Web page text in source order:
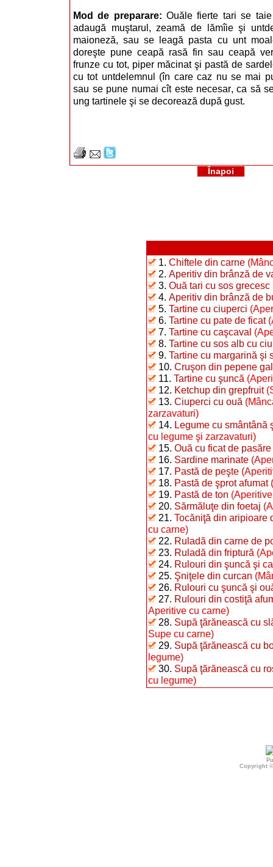
Mod de preparare:Ouăle fierte tari se
adaugă muştarul, zeamă de lămîie şi
maioneză, sau se leagă pasta cu unt
doreşte pune ceapă rasă fin sau ceapă
frunze cu tot, piper măcinat şi pastă de
cu tot untdelemnul (în care caz nu se mai
sau se pune numai cît este necesar, ca să
ung tartinele şi se decorează după gust.
Înapoi
1. Chiftele din carne
2. Aperitiv din brânză de
3. Ouă tari cu sos grecesc
4. Aperitiv din brânză de
5. Tartine cu ciuperci
6. Tartine cu pate de ficat
7. Tartine cu caşcaval
8. Tartine cu sos alb cu
9. Tartine cu margarină şi
10. Cruşon din pepene
11. Tartine cu şuncă
12. Ketchup din grepfruit
13. Ciuperci cu ouă
zarzavaturi)
14. Legume cu smântână
cu legume şi zarzavaturi)
15. Ouă cu ficat de pasăre
16. Sardine marinate
17. Pastă de peşte
18. Pastă de şprot afumat
19. Pastă de ton
20. Sărmăluţe din foetaj
21. Tocăniţă din aripioare
cu carne)
22. Ruladă din carne de
23. Ruladă din friptură
24. Rulouri din şuncă şi
25. Şniţele din curcan
26. Rulouri cu şuncă şi
27. Rulouri din costiţă
Aperitive cu carne)
28. Supă ţărănească cu
Supe cu carne)
29. Supă ţărănească cu
legume)
30. Supă ţărănească cu
cu legume)
Copyright